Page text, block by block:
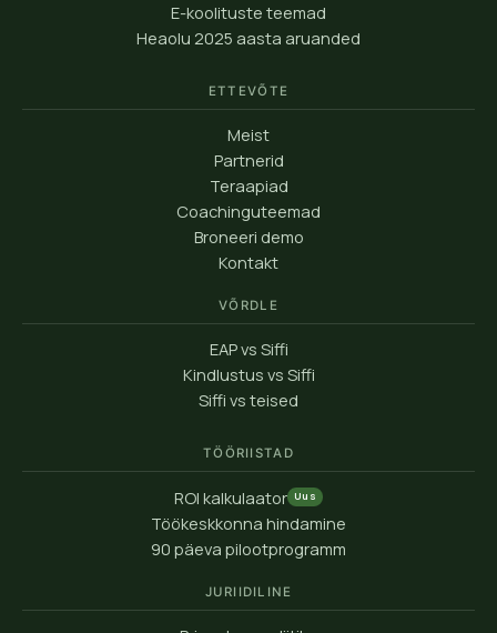
E-koolituste teemad
Heaolu 2025 aasta aruanded
ETTEVÕTE
Meist
Partnerid
Teraapiad
Coachinguteemad
Broneeri demo
Kontakt
VÕRDLE
EAP vs Siffi
Kindlustus vs Siffi
Siffi vs teised
TÖÖRIISTAD
ROI kalkulaator Uus
Töökeskkonna hindamine
90 päeva pilootprogramm
JURIIDILINE